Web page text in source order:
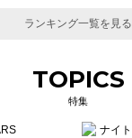
ランキング一覧を見る
TOPICS
特集